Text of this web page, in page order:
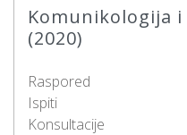
Komunikologija
(2020)
Raspored
Ispiti
Konsultacije